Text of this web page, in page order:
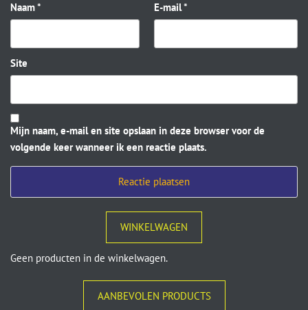
Naam* E-mail*
Site
Mijn naam, e-mail en site opslaan in deze browser voor de
volgende keer wanneer ik een reactie plaats.
WINKELWAGEN
Geen producten in de winkelwagen.
AANBEVOLEN PRODUCTS